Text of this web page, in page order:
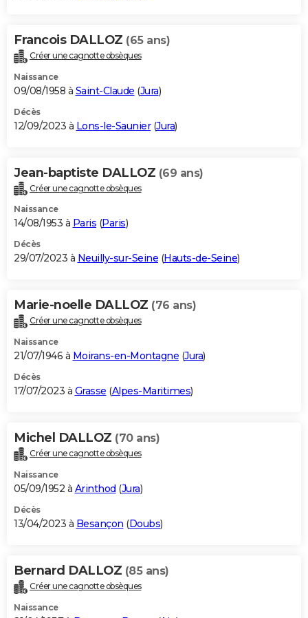
Francois DALLOZ (65 ans)
Créer une cagnotte obsèques
Naissance
09/08/1958 à Saint-Claude (Jura)
Décès
12/09/2023 à Lons-le-Saunier(Jura)
Jean-baptiste DALLOZ (69 ans)
Créer une cagnotte obsèques
Naissance
14/08/1953 à Paris (Paris)
Décès
29/07/2023 à Neuilly-sur-Seine (Hauts-de-Seine)
Marie-noelle DALLOZ (76 ans)
Créer une cagnotte obsèques
Naissance
21/07/1946 à Moirans-en-Montagne (Jura)
Décès
17/07/2023 à Grasse (Alpes-Maritimes)
Michel DALLOZ (70 ans)
Créer une cagnotte obsèques
Naissance
05/09/1952 à Arinthod (Jura)
Décès
13/04/2023 à Besançon (Doubs)
Bernard DALLOZ (85 ans)
Créer une cagnotte obsèques
Naissance